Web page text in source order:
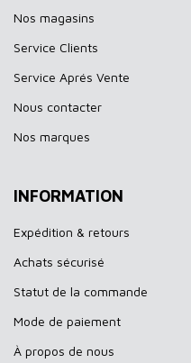
Nos magasins
Service Clients
Service Aprés Vente
Nous contacter
Nos marques
INFORMATION
Expédition & retours
Achats sécurisé
Statut de la commande
Mode de paiement
À propos de nous